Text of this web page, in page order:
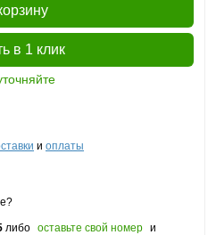
в 1 клик
и оплаты
либо оставьте свой номер и